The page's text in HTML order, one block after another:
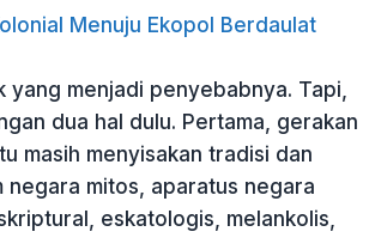
Menuju Ekopol Berdaulat
yang menjadi penyebabnya. Tapi,
dua hal dulu. Pertama, gerakan
masih menyisakan tradisi dan
negara mitos, aparatus negara
eskatologis, melankolis,